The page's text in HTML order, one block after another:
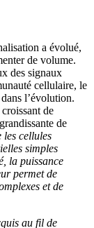
a évolué,
de volume.
des signaux
cellulaire, le
l’évolution.
de
de
les cellules
simples
la puissance
permet de
et de
au fil de